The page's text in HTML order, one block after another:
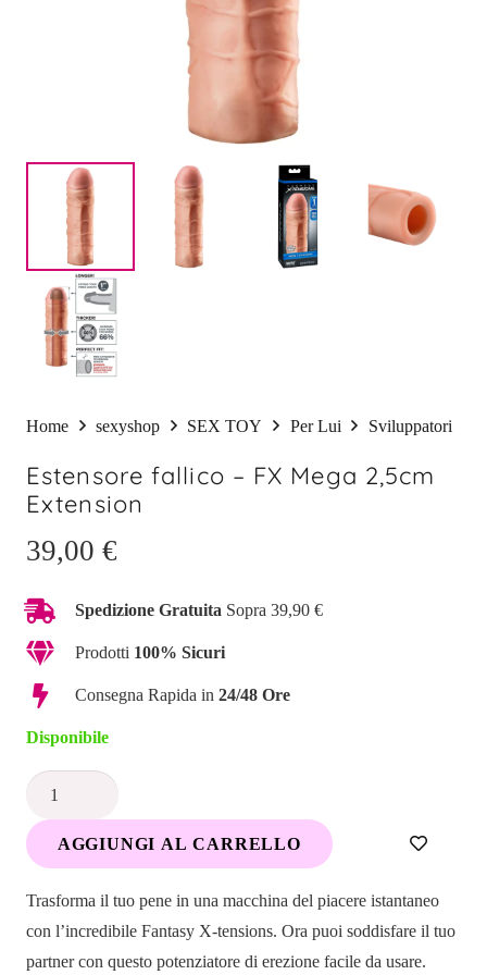
Home sexyshop SEX TOY Per Lui Sviluppatori
Estensore fallico – FX Mega 2,5cm
Extension
39,00 €
Spedizione Gratuita Sopra 39,90 €
Prodotti 100% Sicuri
Consegna Rapida in 24/48 Ore
Disponibile
Estensore
-
Mega
2,5cm
Extension
AGGIUNGI AL CARRELLO
Trasforma il tuo pene in una macchina del piacere istantaneo
con l’incredibile Fantasy X-tensions. Ora puoi soddisfare il tuo
partner con questo potenziatore di erezione facile da usare.